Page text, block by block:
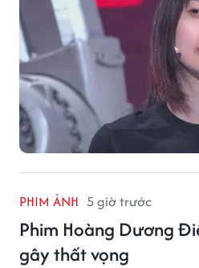
PHIM ẢNH 5 giờ trước
Phim Hoàng Dương
gây thất vọng